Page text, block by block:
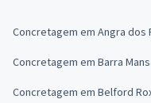
Concretagem em Angra dos
Concretagem em Barra
Concretagem em Belford